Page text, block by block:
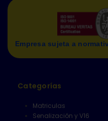
Empresa sujeta a
Categorías
Matriculas
Senalización y V16